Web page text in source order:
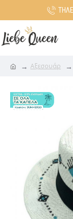
Αξεσουάρ